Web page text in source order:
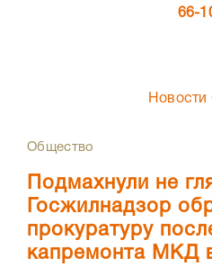
66-
Общество
Подмахнули не
Госжилнадзор
прокуратуру
капремонта МКД